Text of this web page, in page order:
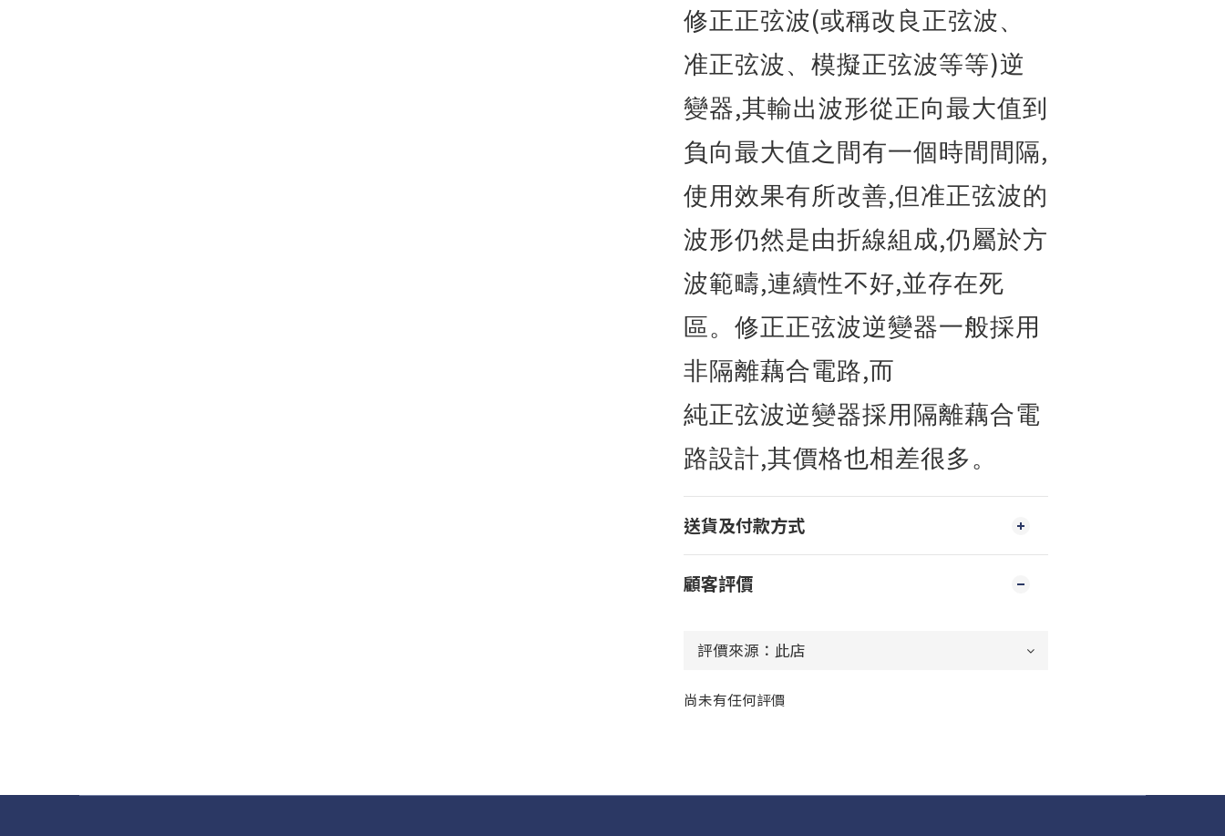
修正正弦波(或稱改良正弦波、
准正弦波、模擬正弦波等等)逆
變器,其輸出波形從正向最大值到
負向最大值之間有一個時間間隔,
使用效果有所改善,但准正弦波的
波形仍然是由折線組成,仍屬於方
波範疇,連續性不好,並存在死
區。修正正弦波逆變器一般採用
非隔離藕合電路,而
純正弦波逆變器採用隔離藕合電
路設計,其價格也相差很多。
送貨及付款方式
顧客評價
尚未有任何評價